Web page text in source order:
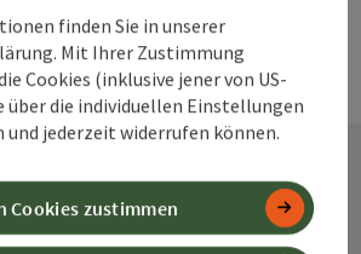
finden Sie in unserer
Mit Ihrer Zustimmung
Cookies (inklusive jener von US-
über die individuellen Einstellungen
jederzeit widerrufen können.
Cookies zustimmen